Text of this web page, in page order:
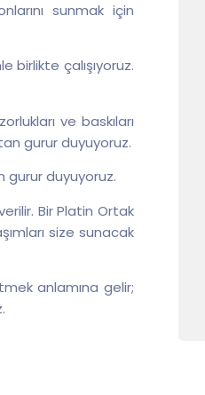
sunmak için
birlikte çalışıyoruz.
ve baskıları
gurur duyuyoruz.
gurur duyuyoruz.
Bir Platin Ortak
size sunacak
anlamına gelir;